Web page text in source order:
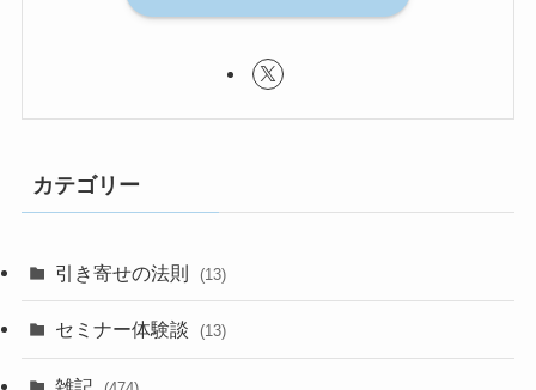
カテゴリー
引き寄せの法則 (13)
セミナー体験談 (13)